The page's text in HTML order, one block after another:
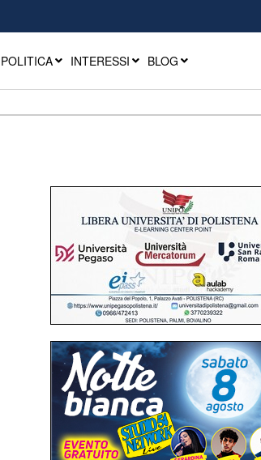
POLITICA INTERESSI BLOG